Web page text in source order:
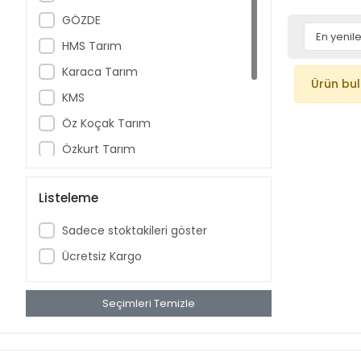
GÖZDE
HMS Tarım
Karaca Tarım
KMS
Öz Koçak Tarım
Özkurt Tarım
Savrukoğlu
Sürmak Tarım
Teköncü Tarım
Listeleme
Sadece stoktakileri göster
Ücretsiz Kargo
Seçimleri Temizle
Ürün